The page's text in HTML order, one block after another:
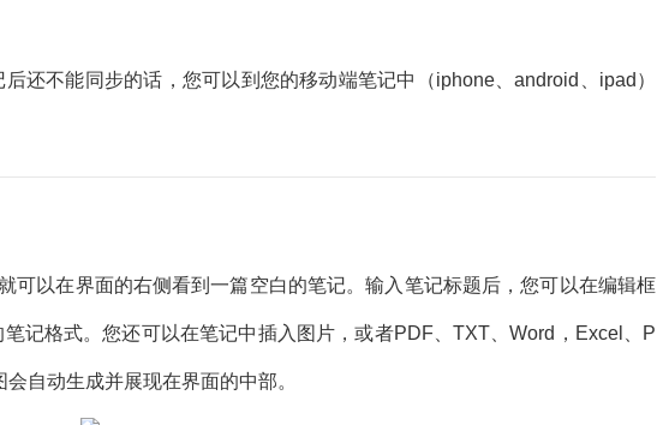
不能同步的话，您可以到您的移动端笔记中（iphone、android、ipad）
以在界面的右侧看到一篇空白的笔记。输入笔记标题后，您可以在编辑框
记格式。您还可以在笔记中插入图片，或者PDF、TXT、Word，Excel、P
自动生成并展现在界面的中部。